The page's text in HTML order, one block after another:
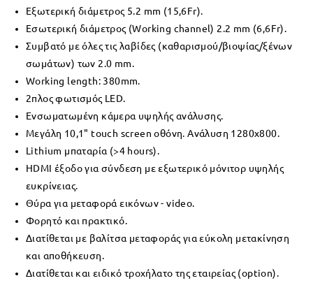
Εξωτερική διάμετρος 5.2 mm (15,6Fr).
Εσωτερική διάμετρος (Working channel) 2.2 mm (6,6Fr).
Συμβατό με όλες τις λαβίδες (καθαρισμού/βιοψίας/ξένων
σωμάτων) των 2.0 mm.
Working length: 380mm.
2πλος φωτισμός LED.
Ενσωματωμένη κάμερα υψηλής ανάλυσης.
Μεγάλη 10,1" touch screen οθόνη. Ανάλυση 1280χ800.
Lithium μπαταρία (>4 hours).
HDMI έξοδο για σύνδεση με εξωτερικό μόνιτορ υψηλής
ευκρίνειας.
Θύρα για μεταφορά εικόνων - video.
Φορητό και πρακτικό.
Διατίθεται με βαλίτσα μεταφοράς για εύκολη μετακίνηση
και αποθήκευση.
Διατίθεται και ειδικό τροχήλατο της εταιρείας (option).